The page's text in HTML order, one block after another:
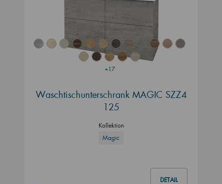
+17
Waschtischunterschrank MAGIC SZZ4
125
Kollektion
Magic
DETAIL